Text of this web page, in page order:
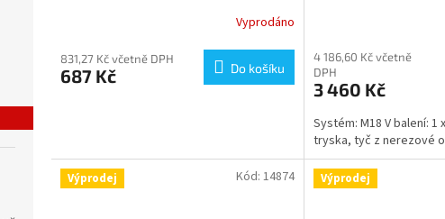
Vyprodáno
831,27 Kč včetně DPH
687 Kč Do košíku
4 186,60 Kč včetně
DPH
3 460 Kč
Systém: M18 V balení: 1
tryska, tyč z nerezové
Výprodej Kód: 14874 Výprodej